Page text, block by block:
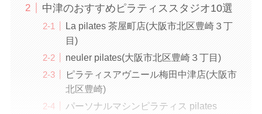
中津のおすすめピラティススタジオ10選
La pilates 茶屋町店(大阪市北区豊崎３丁
目)
neuler pilates(大阪市北区豊崎３丁目)
ピラティスアヴニール梅田中津店(大阪市
北区豊崎)
パーソナルマシンピラティス pilates